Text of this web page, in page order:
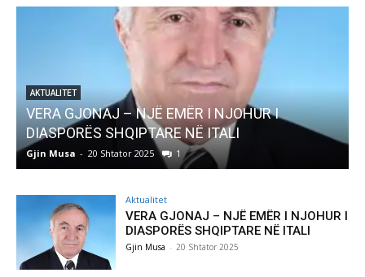
AKTUALITET
Pregaditi Gjin Musa-Rome- Shtator 2025
Gjin Musa 8 Shtator 2025 0
Aktualitet
VERA GJONAJ – NJË EMËR I NJOHUR I
DIASPORËS SHQIPTARE NË ITALI
Gjin Musa - 20 Shtator 2025